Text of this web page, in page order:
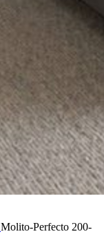
Molito-Perfecto 200-